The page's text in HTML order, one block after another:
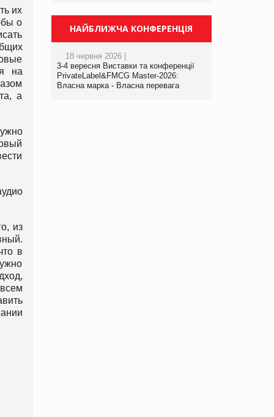
их
о
на
а
из
в
НАЙБЛИЖЧА КОНФЕРЕНЦІЯ
18 червня 2026 |
3-4 вересня Виставки та конференції
PrivateLabel&FMCG Master-2026:
Власна марка - Власна перевага